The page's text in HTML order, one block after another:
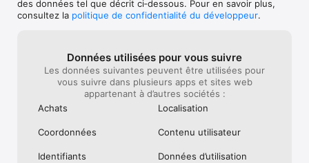
une expérience de jeu optimale.
des données tel que décrit ci‑dessous. Pour en savoir plus,
consultez la politique de confidentialité du développeur.
Données utilisées pour vous suivre
Les données suivantes peuvent être utilisées pour
vous suivre dans plusieurs apps et sites web
appartenant à d’autres sociétés :
Achats
Localisation
Coordonnées Contenu utilisateur
Identifiants Données d’utilisation